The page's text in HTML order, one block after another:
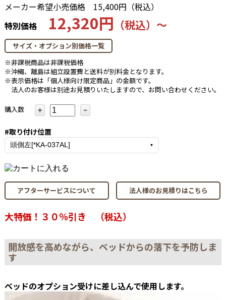
メーカー希望小売価格
15,400円（税込）
特別価格
12,320円 （税込）～
サイズ・オプション別価格一覧
※非課税商品は非課税価格
※沖縄、離島は組立設置費と送料が別料金となります。
※表示価格は「個人様向け限定商品」の金額です。
法人のお客様は別途お見積りいたしますので、お問い合わせください。
購入数 ＋ －
#取り付け位置
アフターサービスについて 法人様のお見積りはこちら
大特価！３０％引き （税込）
開放感を高めながら、ベッドからの落下を予防しま
す
ベッドのオプション受けに差し込んで使用します。